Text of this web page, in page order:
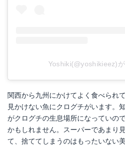
Yoshiki(@yoshikieez)
関西から九州にかけてよく食べられ
見かけない魚にクログチがいます。
がクログチの生息場所になっていの
かもしれません。スーパーであまり
て、捨ててしまうのはもったいない